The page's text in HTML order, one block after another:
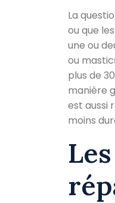
La
ou que
une ou
ou
plus de
manière
est aussi
moins